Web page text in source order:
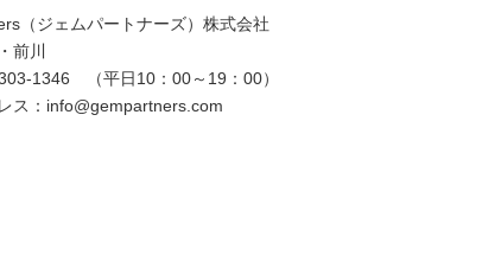
（ジェムパートナーズ）株式会社
前川
1346 （平日10：00～19：00）
ス：info@gempartners.com